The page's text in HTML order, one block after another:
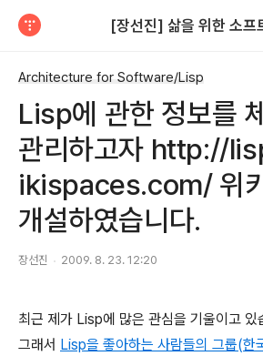
[장선진] 삶을 위한 소프
Architecture for Software/Lisp
Lisp에 관한 정보를
관리하고자 http://
ikispaces.com/ 위
개설하였습니다.
장선진 2009. 8. 23. 12:20
최근 제가 Lisp에 많은 관심을 기울이고 있
그래서 Lisp을 좋아하는 사람들의 그룹(한